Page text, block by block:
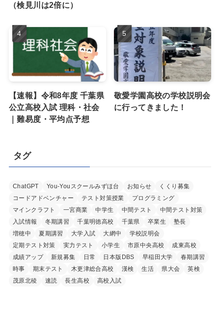
（検見川は2倍に）
【速報】令和8年度 千葉県
公立高校入試 理科・社会
｜難易度・平均点予想
敬愛学園高校の学校説明会
に行ってきました！
タグ
ChatGPT You-Youスクールみずほ台 お知らせ
くくり募集
コードアドベンチャー
テスト対策授業
プログラミング
マインクラフト
一宮商業 中学生 中間テスト
中間テスト対策
入試情報
冬期講習 千葉明徳高校 千葉県 卒業生
塾長
増穂中
夏期講習 大学入試 大網中
学校説明会
定期テスト対策
実力テスト 小学生 市原中央高校
成東高校
成績アップ
新規募集 日常 日本版DBS 早稲田大学
春期講習
時事
期末テスト 木更津総合高校 漢検 生活 県大会
英検
茂原北稜
速読 長生高校 高校入試